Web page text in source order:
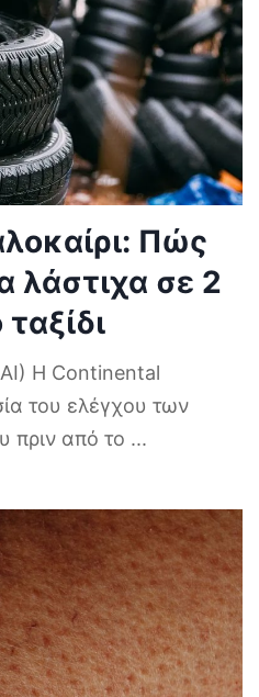
Πώς
λάστιχα σε 2
Η Continental
του ελέγχου των
πριν από το ...